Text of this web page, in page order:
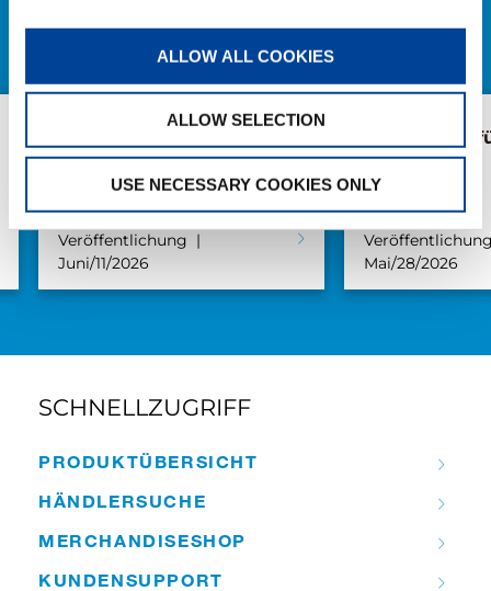
ALLOW ALL COOKIES
ALLOW SELECTION
USE NECESSARY COOKIES ONLY
ALLE NEWS
Weiland übernimmt
weiteren Tadano AC
4.100L-1
Veröffentlichung
Juni/11/2026
AC 5.250L-2
Veröffentlichung
Mai/28/2026
SCHNELLZUGRIFF
PRODUKT­ÜBERSICHT
HÄNDLER­­SUCHE
MERCHANDISE­­SHOP
KUNDEN­­SUPPORT